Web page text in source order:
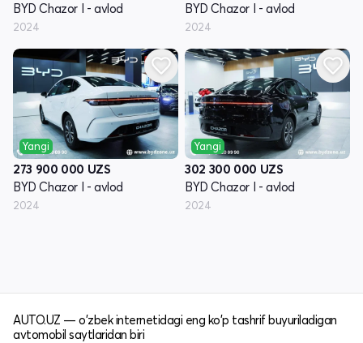
BYD Chazor I - avlod
2024
BYD Chazor I - avlod
2024
Yangi
273 900 000 UZS
BYD Chazor I - avlod
2024
Yangi
302 300 000 UZS
BYD Chazor I - avlod
2024
AUTO.UZ — o'zbek internetidagi eng ko'p tashrif buyuriladigan
avtomobil saytlaridan biri